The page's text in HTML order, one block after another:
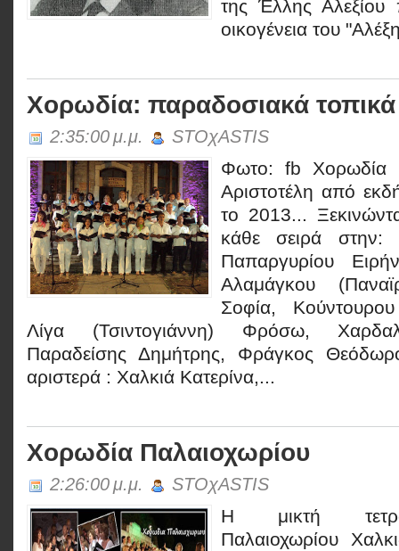
της Έλλης Αλεξίου
οικογένεια του
Χορωδία: παραδοσιακά τοπικά
2:35:00 μ.μ. STOχASTIS
Φωτο: fb Χορωδία
Αριστοτέλη από
το 2013...
κάθε σειρά
Παπαργυρίου
Αλαμάγκου
Σοφία,
Λίγα (Τσιντογιάννη) Φρόσω,
Παραδείσης Δημήτρης, Φράγκος
αριστερά : Χαλκιά Κατερίνα,...
Χορωδία Παλαιοχωρίου
2:26:00 μ.μ. STOχASTIS
Η μικτή
Παλαιοχωρίου